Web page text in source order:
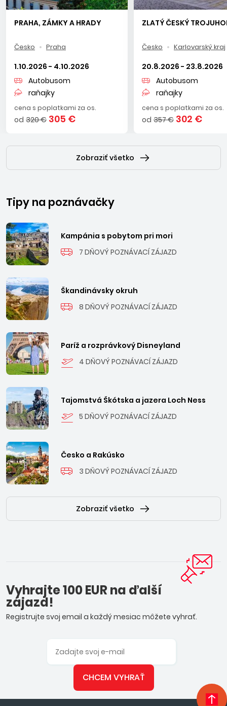
PRAHA, ZÁMKY A HRADY
Česko Praha
1.10.2026 - 4.10.2026
Autobusom
raňajky
cena s poplatkami za os.
od 320 € 305 €
ZLATÝ ČESKÝ
Česko Karlovarský kraj
20.8.2026 - 23.8.2026
Autobusom
raňajky
cena s poplatkami za os.
od 357 € 302 €
Zobraziť všetko
Tipy na poznávačky
Kampánia s pobytom pri mori
7 DŇOVÝ POZNÁVACÍ ZÁJAZD
Škandinávsky okruh
8 DŇOVÝ POZNÁVACÍ ZÁJAZD
Paríž a rozprávkový Disneyland
4 DŇOVÝ POZNÁVACÍ ZÁJAZD
Tajomstvá Škótska a jazera Loch Ness
5 DŇOVÝ POZNÁVACÍ ZÁJAZD
Česko a Rakúsko
3 DŇOVÝ POZNÁVACÍ ZÁJAZD
Zobraziť všetko
Vyhrajte 100 EUR na ďalší
zájazd!
Registrujte svoj email a každý mesiac môžete vyhrať.
CHCEM VYHRAŤ